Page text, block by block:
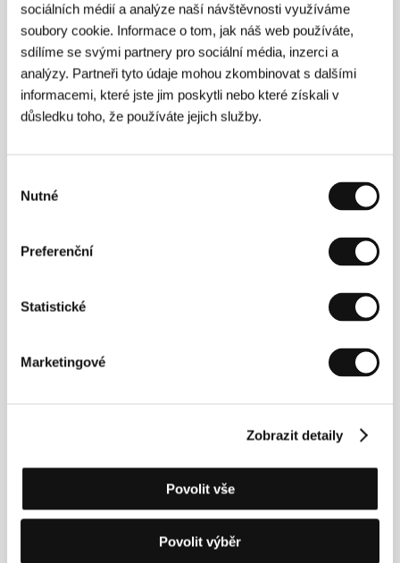
sociálních médií a analýze naší návštěvnosti využíváme
soubory cookie. Informace o tom, jak náš web používáte,
sdílíme se svými partnery pro sociální média, inzerci a
analýzy. Partneři tyto údaje mohou zkombinovat s dalšími
informacemi, které jste jim poskytli nebo které získali v
důsledku toho, že používáte jejich služby.
souhlasu
Nutné
Preferenční
Statistické
Marketingové
Zobrazit detaily
Povolit vše
Povolit výběr
94 min / Barevný, 35 mm
Režie Brice Cauvin/ ScénářBrice Cauvin, Jérôme
Beaujour, Pierre Scholler/ KameraMarc Tevanian/
Hudba
Philippe Miller
ProducentMarc Irmer / VýrobaMille et Une Films
Hrají Laurent Lucas, Hélene Fillieres, Anouk Aimée,
Playtime
Tel: +33 153 103 399
E-mail: